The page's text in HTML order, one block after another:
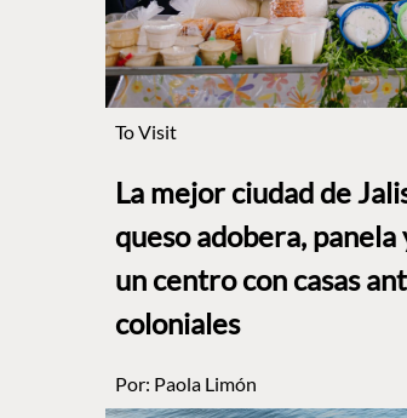
To Visit
La mejor ciudad de
queso adobera,
un centro con casas
coloniales
Por: Paola Limón